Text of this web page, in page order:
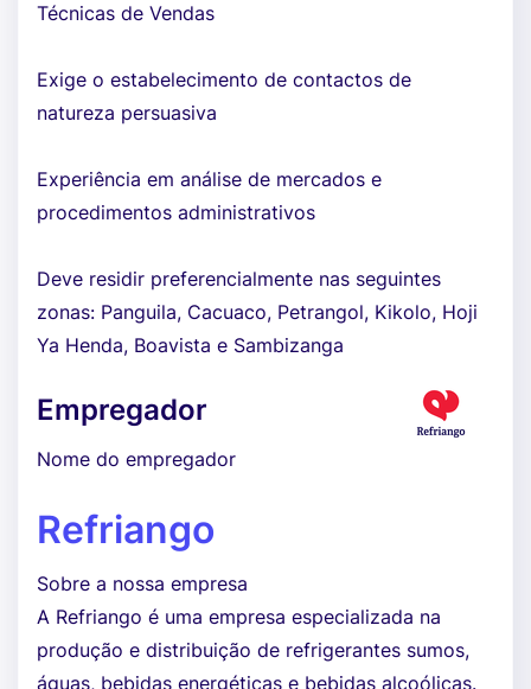
Técnicas de Vendas
Exige o estabelecimento de contactos de
natureza persuasiva
Experiência em análise de mercados e
procedimentos administrativos
Deve residir preferencialmente nas seguintes
zonas: Panguila, Cacuaco, Petrangol, Kikolo, Hoji
Ya Henda, Boavista e Sambizanga
Empregador
Nome do empregador
Refriango
Sobre a nossa empresa
A Refriango é uma empresa especializada na
produção e distribuição de refrigerantes sumos,
águas, bebidas energéticas e bebidas alcoólicas.